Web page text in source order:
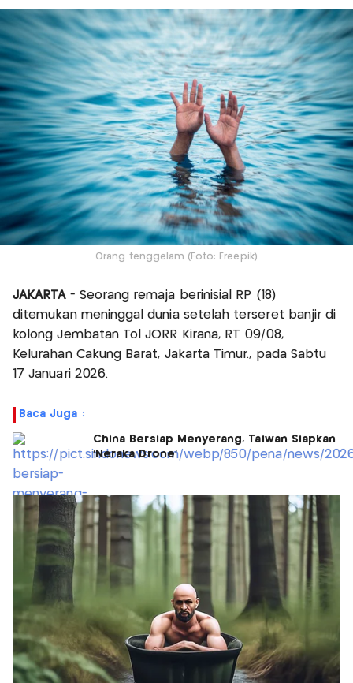
Orang tenggelam (Foto: Freepik)
JAKARTA- Seorang remaja berinisial RP (18)
ditemukan meninggal dunia setelah terseret banjir di
kolong Jembatan Tol JORR Kirana, RT 09/08,
Kelurahan Cakung Barat, Jakarta Timur., pada Sabtu
17 Januari 2026.
Baca Juga :
China Bersiap Menyerang, Taiwan Siapkan
'Neraka Drone'